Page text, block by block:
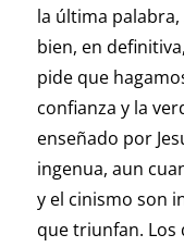
la última
bien, en
pide que
confianza y la
enseñado por
ingenua, aun
y el cinismo son
que triunfan. Los